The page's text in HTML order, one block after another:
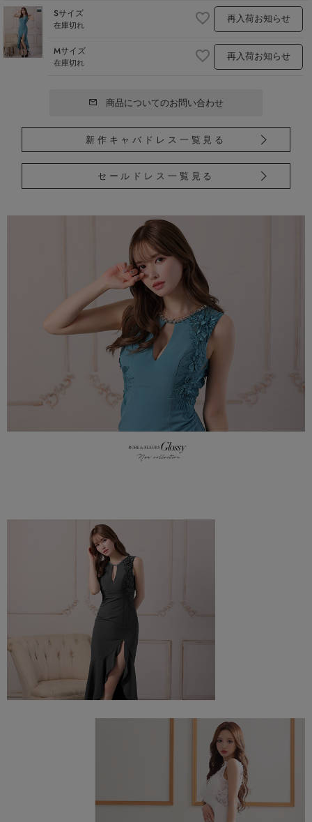
Sサイズ
在庫切れ 再入荷お知らせ
Mサイズ
在庫切れ 再入荷お知らせ
商品についてのお問い合わせ
新作キャバドレス一覧見る
セールドレス一覧見る